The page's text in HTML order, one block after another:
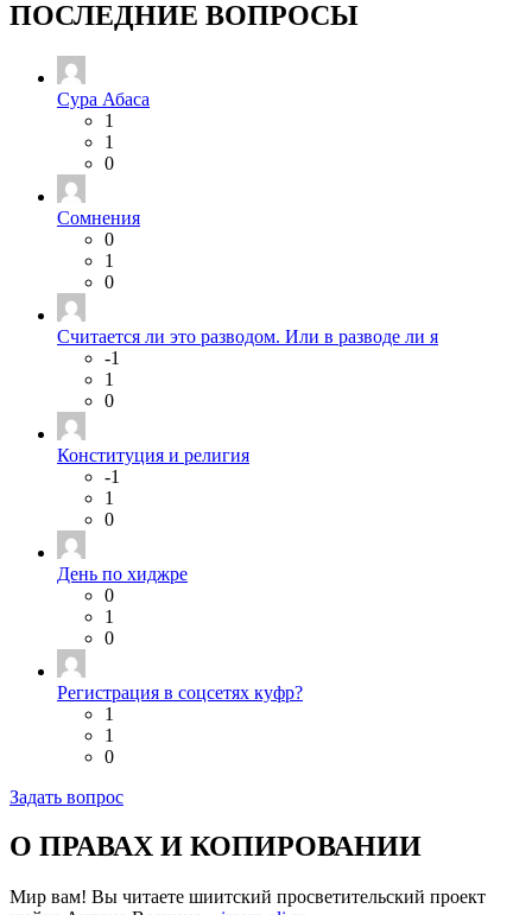
ПОСЛЕДНИЕ ВОПРОСЫ
Сура Абаса
1
1
0
Сомнения
0
1
0
Считается ли это разводом. Или в разводе ли я
-1
1
0
Конституция и религия
-1
1
0
День по хиджре
0
1
0
Регистрация в соцсетях куфр?
1
1
0
Задать вопрос
О ПРАВАХ И КОПИРОВАНИИ
Мир вам! Вы читаете шиитский просветительский проект